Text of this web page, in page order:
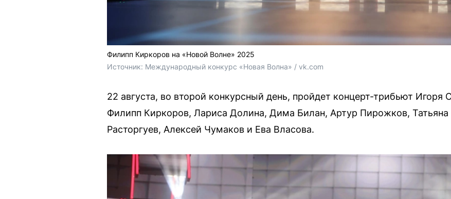
Филипп Киркоров на «Новой Волне» 2025
Источник: Международный конкурс «Новая Волна» / vk.com
22 августа, во второй конкурсный день, пройдет концерт-трибьют Игоря
Филипп Киркоров, Лариса Долина, Дима Билан, Артур Пирожков, Татьяна
Расторгуев, Алексей Чумаков и Ева Власова.